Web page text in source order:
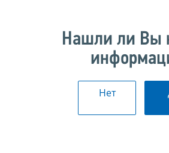
Нашли ли Вы
Нет